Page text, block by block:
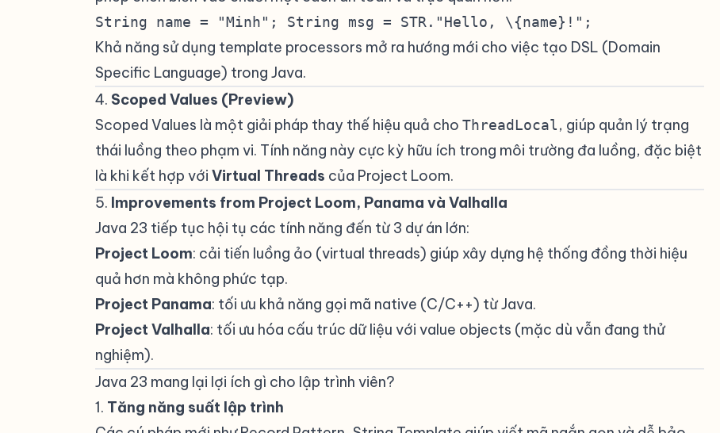
String name = "Minh"; String msg = STR."Hello, \{name}!";
Khả năng sử dụng template processors mở ra hướng mới cho việc tạo DSL (Domain
Specific Language) trong Java.
4. Scoped Values (Preview)
Scoped Values là một giải pháp thay thế hiệu quả cho ThreadLocal, giúp quản lý trạng
thái luồng theo phạm vi. Tính năng này cực kỳ hữu ích trong môi trường đa luồng, đặc biệt
là khi kết hợp với Virtual Threads của Project Loom.
5. Improvements from Project Loom, Panama và Valhalla
Java 23 tiếp tục hội tụ các tính năng đến từ 3 dự án lớn:
Project Loom: cải tiến luồng ảo (virtual threads) giúp xây dựng hệ thống đồng thời hiệu
quả hơn mà không phức tạp.
Project Panama: tối ưu khả năng gọi mã native (C/C++) từ Java.
Project Valhalla: tối ưu hóa cấu trúc dữ liệu với value objects (mặc dù vẫn đang thử
nghiệm).
Java 23 mang lại lợi ích gì cho lập trình viên?
1. Tăng năng suất lập trình